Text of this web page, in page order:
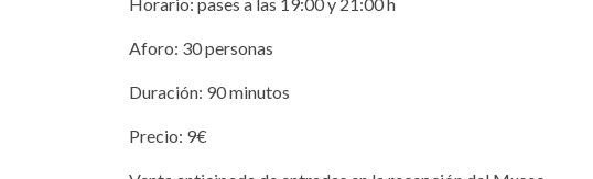
Aforo: 30 personas
Duración: 90 minutos
Precio: 9€